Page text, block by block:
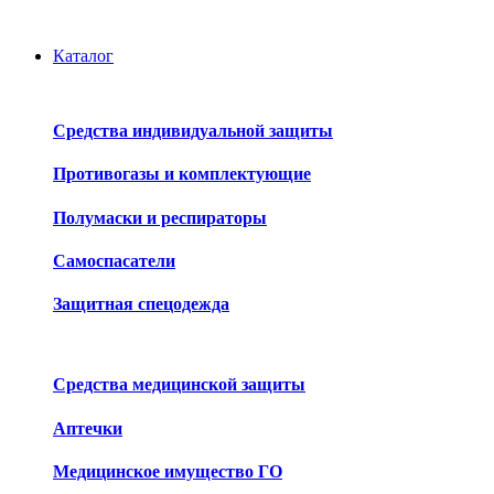
Каталог
Средства индивидуальной защиты
Противогазы и комплектующие
Полумаски и респираторы
Самоспасатели
Защитная спецодежда
Средства медицинской защиты
Аптечки
Медицинское имущество ГО